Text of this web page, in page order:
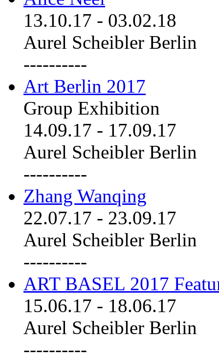
13.10.17 - 03.02.18
Aurel Scheibler Berlin
----------
Art Berlin 2017
Group Exhibition
14.09.17 - 17.09.17
Aurel Scheibler Berlin
----------
Zhang Wanqing
22.07.17 - 23.09.17
Aurel Scheibler Berlin
----------
ART BASEL 2017
15.06.17 - 18.06.17
Aurel Scheibler Berlin
----------